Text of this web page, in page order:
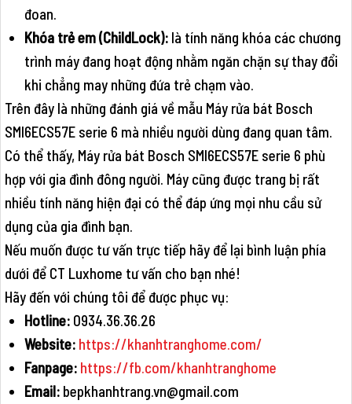
đoan.
Khóa trẻ em (ChildLock): là tính năng khóa các chương
trình máy đang hoạt động nhằm ngăn chặn sự thay đổi
khi chẳng may những đứa trẻ chạm vào.
Trên đây là những đánh giá về mẫu Máy rửa bát Bosch
SMI6ECS57E serie 6 mà nhiều người dùng đang quan tâm.
Có thể thấy, Máy rửa bát Bosch SMI6ECS57E serie 6 phù
hợp với gia đình đông người. Máy cũng được trang bị rất
nhiều tính năng hiện đại có thể đáp ứng mọi nhu cầu sử
dụng của gia đình bạn.
Nếu muốn được tư vấn trực tiếp hãy để lại bình luận phía
dưới để CT Luxhome tư vấn cho bạn nhé!
Hãy đến với chúng tôi để được phục vụ:
Hotline:0934.36.36.26
Website: https://khanhtranghome.com/
Fanpage: https://fb.com/khanhtranghome
Email: bepkhanhtrang.vn@gmail.com